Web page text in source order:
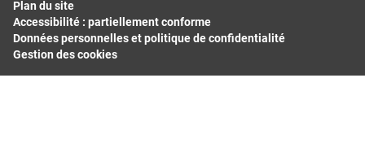
Plan du site
Accessibilité : partiellement conforme
Données personnelles et politique de confidentialité
Gestion des cookies